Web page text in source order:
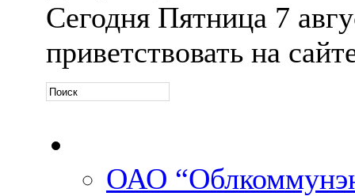
Сегодня Пятница 7
приветствовать на
ОАО